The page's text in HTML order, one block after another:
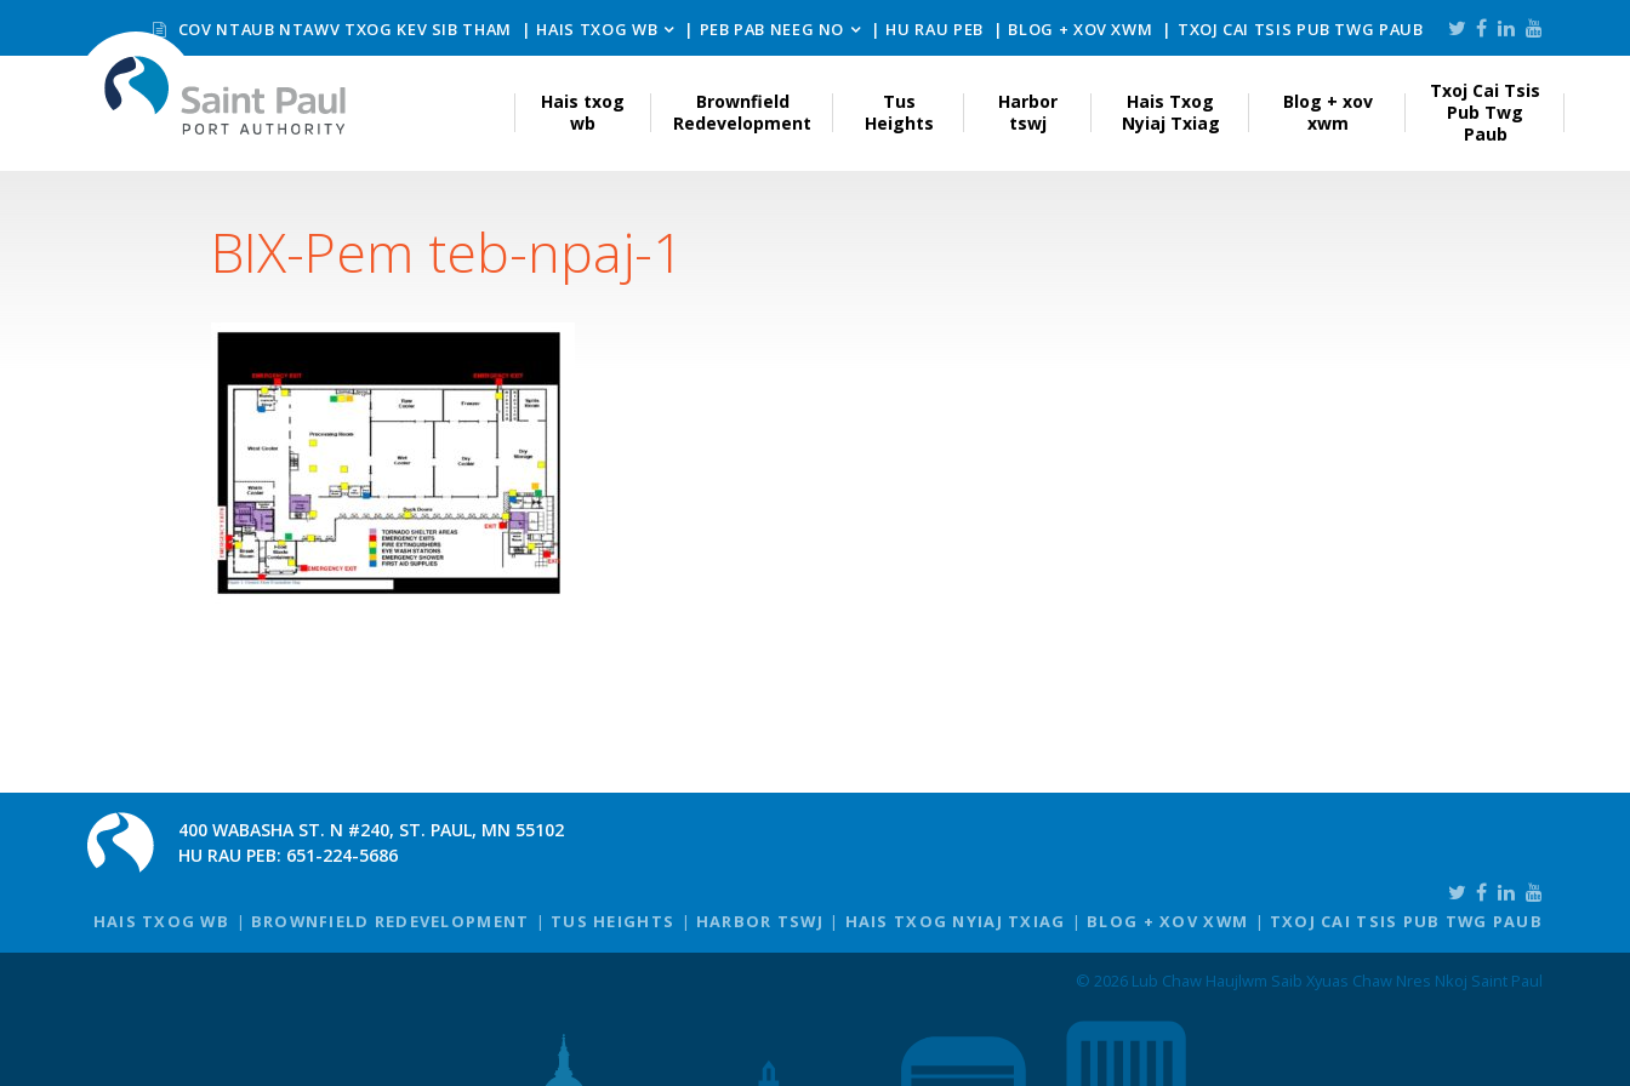
COV NTAUB NTAWV TXOG KEV SIB THAM HAIS TXOG WB PEB PAB NEEG NO HU RAU PEB BLOG + XOV XWM TXOJ CAI TSIS PUB TWG PAUB
Hais txog
wb
Brownfield
Redevelopment
Tus
Heights
Harbor
tswj
Hais Txog
Nyiaj Txiag
Blog + xov
xwm
Txoj Cai Tsis
Pub Twg
Paub
BIX-Pem teb-npaj-1
400 WABASHA ST. N #240, ST. PAUL, MN 55102
HU RAU PEB: 651-224-5686
HAIS TXOG WB BROWNFIELD REDEVELOPMENT TUS HEIGHTS HARBOR TSWJ HAIS TXOG NYIAJ TXIAG BLOG + XOV XWM TXOJ CAI TSIS PUB TWG PAUB
© 2026 Lub Chaw Haujlwm Saib Xyuas Chaw Nres Nkoj Saint Paul